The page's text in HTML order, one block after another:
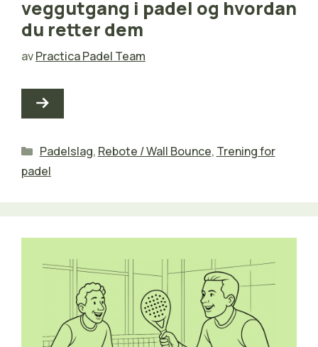
veggutgang i padel og hvordan
du retter dem
avPractica Padel Team
Kategorier
Padelslag, Rebote / Wall Bounce, Trening for
padel